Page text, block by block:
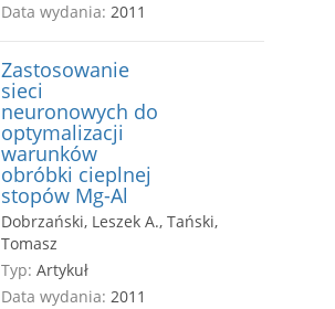
Data wydania: 2011
Zastosowanie
sieci
neuronowych do
optymalizacji
warunków
obróbki cieplnej
stopów Mg-Al
Dobrzański, Leszek A., Tański,
Tomasz
Typ: Artykuł
Data wydania: 2011